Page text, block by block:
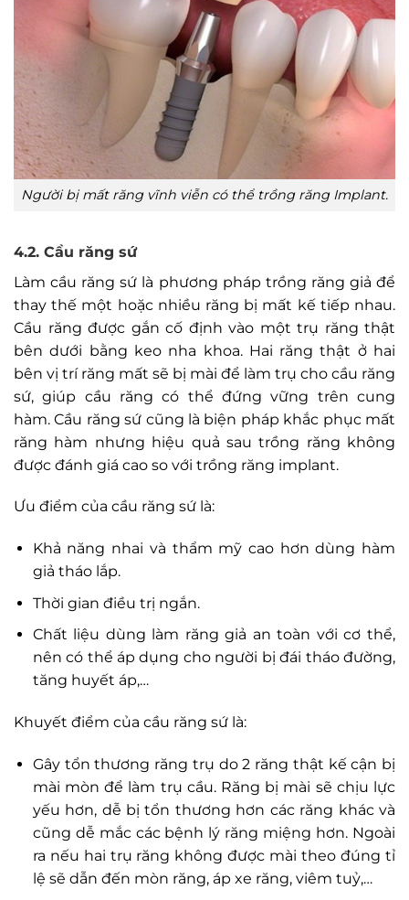
Người bị mất răng vĩnh viễn có thể trồng răng Implant.
4.2. Cầu răng sứ
Làm cầu răng sứ là phương pháp trồng răng giả để
thay thế một hoặc nhiều răng bị mất kế tiếp nhau.
Cầu răng được gắn cố định vào một trụ răng thật
bên dưới bằng keo nha khoa. Hai răng thật ở hai
bên vị trí răng mất sẽ bị mài để làm trụ cho cầu răng
sứ, giúp cầu răng có thể đứng vững trên cung
hàm. Cầu răng sứ cũng là biện pháp khắc phục mất
răng hàm nhưng hiệu quả sau trồng răng không
được đánh giá cao so với trồng răng implant.
Ưu điểm của cầu răng sứ là:
Khả năng nhai và thẩm mỹ cao hơn dùng hàm
giả tháo lắp.
Thời gian điều trị ngắn.
Chất liệu dùng làm răng giả an toàn với cơ thể,
nên có thể áp dụng cho người bị đái tháo đường,
tăng huyết áp,…
Khuyết điểm của cầu răng sứ là:
Gây tổn thương răng trụ do 2 răng thật kế cận bị
mài mòn để làm trụ cầu. Răng bị mài sẽ chịu lực
yếu hơn, dễ bị tổn thương hơn các răng khác và
cũng dễ mắc các bệnh lý răng miệng hơn. Ngoài
ra nếu hai trụ răng không được mài theo đúng tỉ
lệ sẽ dẫn đến mòn răng, áp xe răng, viêm tuỷ,…